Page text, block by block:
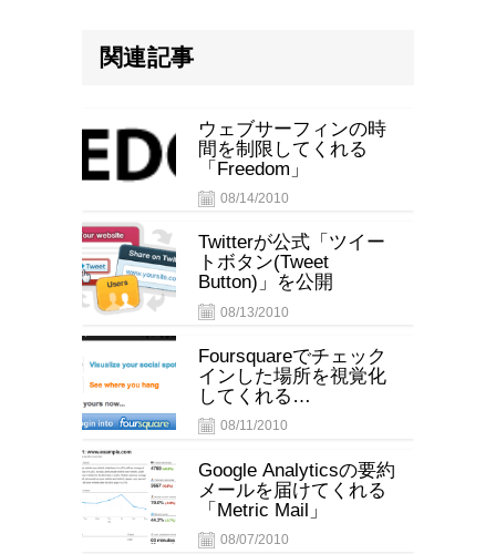
関連記事
08/14/2010
ウェブサーフィンの時
間を制限してくれる
「Freedom」
08/13/2010
Twitterが公式「ツイー
トボタン(Tweet
Button)」を公開
08/11/2010
Foursquareでチェック
インした場所を視覚化
してくれる
「WeePlaces」
08/07/2010
Google Analyticsの要約
メールを届けてくれる
「Metric Mail」